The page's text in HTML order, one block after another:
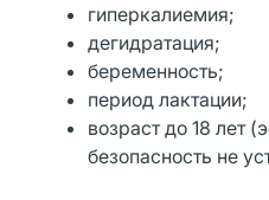
гиперкалиемия;
дегидратация;
беременность;
период лактации;
возраст до 18 лет
безопасность не